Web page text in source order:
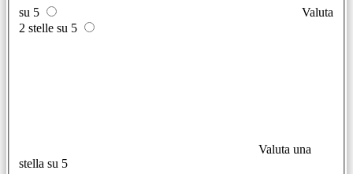
su 5
Valuta
2 stelle su 5
Valuta una
stella su 5